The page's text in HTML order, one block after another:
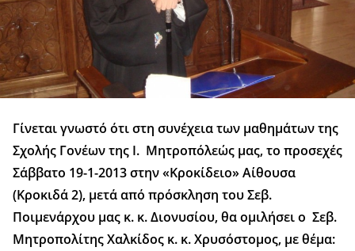
Γίνεται γνωστό ότι στη συνέχεια των μαθημάτων της
Σχολής Γονέων της Ι. Μητροπόλεώς μας, το προσεχές
Σάββατο 19-1-2013 στην «Κροκίδειο» Αίθουσα
(Κροκιδά 2), μετά από πρόσκληση του Σεβ.
Ποιμενάρχου μας κ. κ. Διονυσίου, θα ομιλήσει ο Σεβ.
Μητροπολίτης Χαλκίδος κ. κ. Χρυσόστομος, με θέμα: